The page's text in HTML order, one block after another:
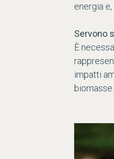
energia
Servono
È
impatti
biomasse.